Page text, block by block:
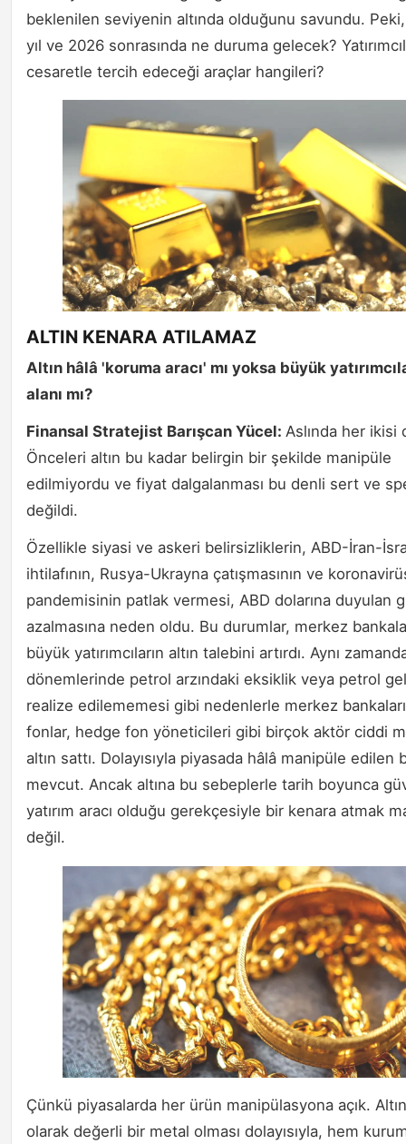
beklenilen seviyenin altında olduğunu savundu. Peki,
yıl ve 2026 sonrasında ne duruma gelecek?
cesaretle tercih edeceği araçlar hangileri?
ALTIN KENARA ATILAMAZ
Altın hâlâ 'koruma aracı' mı yoksa büyük
alanı mı?
Finansal Stratejist Barışcan Yücel: Aslında her ikisi
Önceleri altın bu kadar belirgin bir şekilde manipüle
edilmiyordu ve fiyat dalgalanması bu denli sert ve
değildi.
Özellikle siyasi ve askeri belirsizliklerin, ABD-İran-
ihtilafının, Rusya-Ukrayna çatışmasının ve
pandemisinin patlak vermesi, ABD dolarına duyulan
azalmasına neden oldu. Bu durumlar, merkez
büyük yatırımcıların altın talebini artırdı. Aynı
dönemlerinde petrol arzındaki eksiklik veya petrol
realize edilememesi gibi nedenlerle merkez
fonlar, hedge fon yöneticileri gibi birçok aktör ciddi
altın sattı. Dolayısıyla piyasada hâlâ manipüle edilen
mevcut. Ancak altına bu sebeplerle tarih boyunca
yatırım aracı olduğu gerekçesiyle bir kenara atmak
değil.
Çünkü piyasalarda her ürün manipülasyona açık.
olarak değerli bir metal olması dolayısıyla, hem